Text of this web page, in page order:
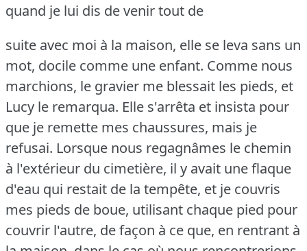
quand je lui dis de venir tout de
suite avec moi à la maison, elle se leva sans un
mot, docile comme une enfant. Comme nous
marchions, le gravier me blessait les pieds, et
Lucy le remarqua. Elle s'arrêta et insista pour
que je remette mes chaussures, mais je
refusai. Lorsque nous regagnâmes le chemin
à l'extérieur du cimetière, il y avait une flaque
d'eau qui restait de la tempête, et je couvris
mes pieds de boue, utilisant chaque pied pour
couvrir l'autre, de façon à ce que, en rentrant à